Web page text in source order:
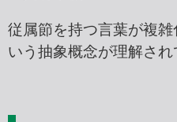
従属節を持つ言葉が複
いう抽象概念が理解され